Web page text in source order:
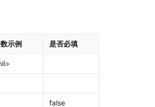
示例 是否必填
false